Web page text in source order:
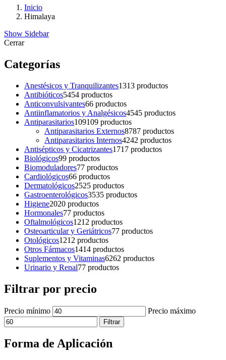
Inicio
Himalaya
Show Sidebar
Cerrar
Categorías
Anestésicos y Tranquilizantes1313 productos
Antibióticos5454 productos
Anticonvulsivantes66 productos
Antiinflamatorios y Analgésicos4545 productos
Antiparasitarios109109 productos
Antiparasitarios Externos8787 productos
Antiparasitarios Internos4242 productos
Antisépticos y Cicatrizantes1717 productos
Biológicos99 productos
Biomoduladores77 productos
Cardiológicos66 productos
Dermatológicos2525 productos
Gastroenterológicos3535 productos
Higiene2020 productos
Hormonales77 productos
Oftalmológicos1212 productos
Osteoarticular y Geriátricos77 productos
Otológicos1212 productos
Otros Fármacos1414 productos
Suplementos y Vitaminas6262 productos
Urinario y Renal77 productos
Filtrar por precio
Precio mínimo Precio máximo
Filtrar
Forma de Aplicación